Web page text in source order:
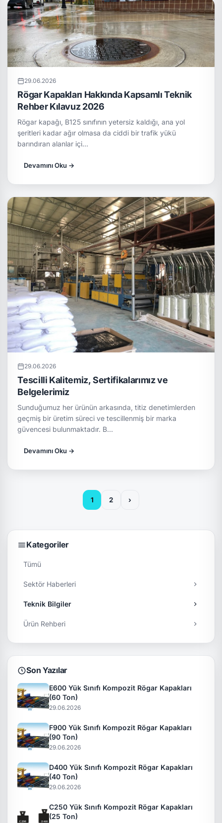
29.06.2026
Rögar Kapakları Hakkında Kapsamlı Teknik
Rehber Kılavuz 2026
Rögar kapağı, B125 sınıfının yetersiz kaldığı, ana yol
şeritleri kadar ağır olmasa da ciddi bir trafik yükü
barındıran alanlar içi…
Devamını Oku →
29.06.2026
Tescilli Kalitemiz, Sertifikalarımız ve
Belgelerimiz
Sunduğumuz her ürünün arkasında, titiz denetimlerden
geçmiş bir üretim süreci ve tescillenmiş bir marka
güvencesi bulunmaktadır. B…
Devamını Oku →
1 2 ›
Kategoriler
Tümü
Sektör Haberleri
Teknik Bilgiler
Ürün Rehberi
Son Yazılar
E600 Yük Sınıfı Kompozit Rögar Kapakları
(60 Ton)
29.06.2026
F900 Yük Sınıfı Kompozit Rögar Kapakları
(90 Ton)
29.06.2026
D400 Yük Sınıfı Kompozit Rögar Kapakları
(40 Ton)
29.06.2026
C250 Yük Sınıfı Kompozit Rögar Kapakları
(25 Ton)